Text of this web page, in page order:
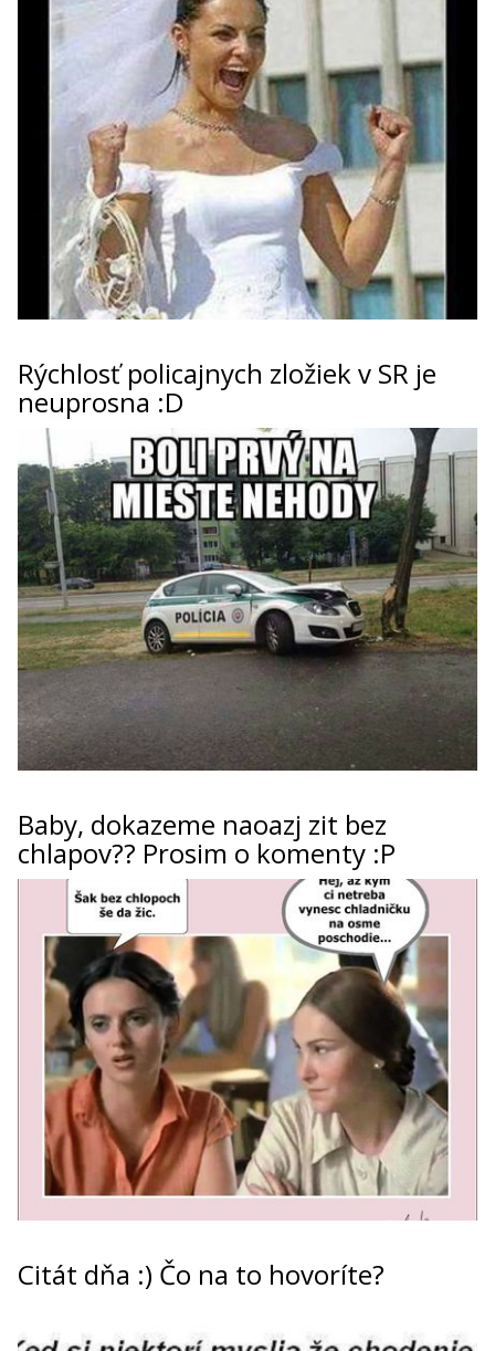
Rýchlosť policajnych zložiek v SR je
neuprosna :D
Baby, dokazeme naoazj zit bez
chlapov?? Prosim o komenty :P
Citát dňa :) Čo na to hovoríte?